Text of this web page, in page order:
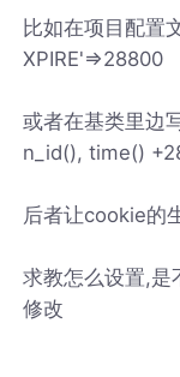
比如在项目配置
XPIRE'=>28800
或者在基类里边
n_id(), time()
后者让cookie的
求教怎么设置,是
修改